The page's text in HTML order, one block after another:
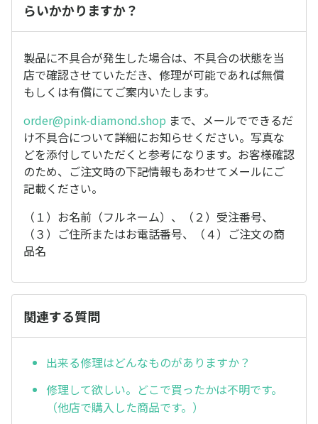
らいかかりますか？
製品に不具合が発生した場合は、不具合の状態を当
店で確認させていただき、修理が可能であれば無償
もしくは有償にてご案内いたします。
order@pink-diamond.shop まで、メールでできるだ
け不具合について詳細にお知らせください。写真な
どを添付していただくと参考になります。お客様確認
のため、ご注文時の下記情報もあわせてメールにご
記載ください。
（１）お名前（フルネーム）、（２）受注番号、
（３）ご住所またはお電話番号、（４）ご注文の商
品名
関連する質問
出来る修理はどんなものがありますか？
修理して欲しい。どこで買ったかは不明です。
（他店で購入した商品です。）